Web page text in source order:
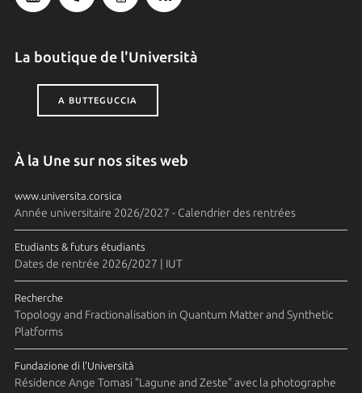
La boutique de l'Università
A BUTTEGUCCIA
À la Une sur nos sites web
www.universita.corsica
Année universitaire 2026/2027 - Calendrier des rentrées
Etudiants & futurs étudiants
Dates de rentrée 2026/2027 | IUT
Recherche
Topology and Fractionalisation in Quantum Matter and Synthetic
Platforms
Fundazione di l'Università
Résidence Ange Tomasi "Lagune and Zeste" avec la photographe